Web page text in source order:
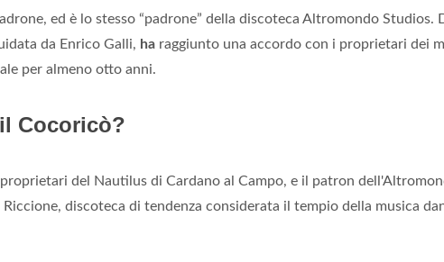
ed è lo stesso “padrone” della discoteca Altromondo Studios.
da Enrico Galli, ha raggiunto una accordo con i proprietari dei
per almeno otto anni.
Cocoricò?
del Nautilus di Cardano al Campo, e il patron
Riccione, discoteca di tendenza considerata il tempio della musica